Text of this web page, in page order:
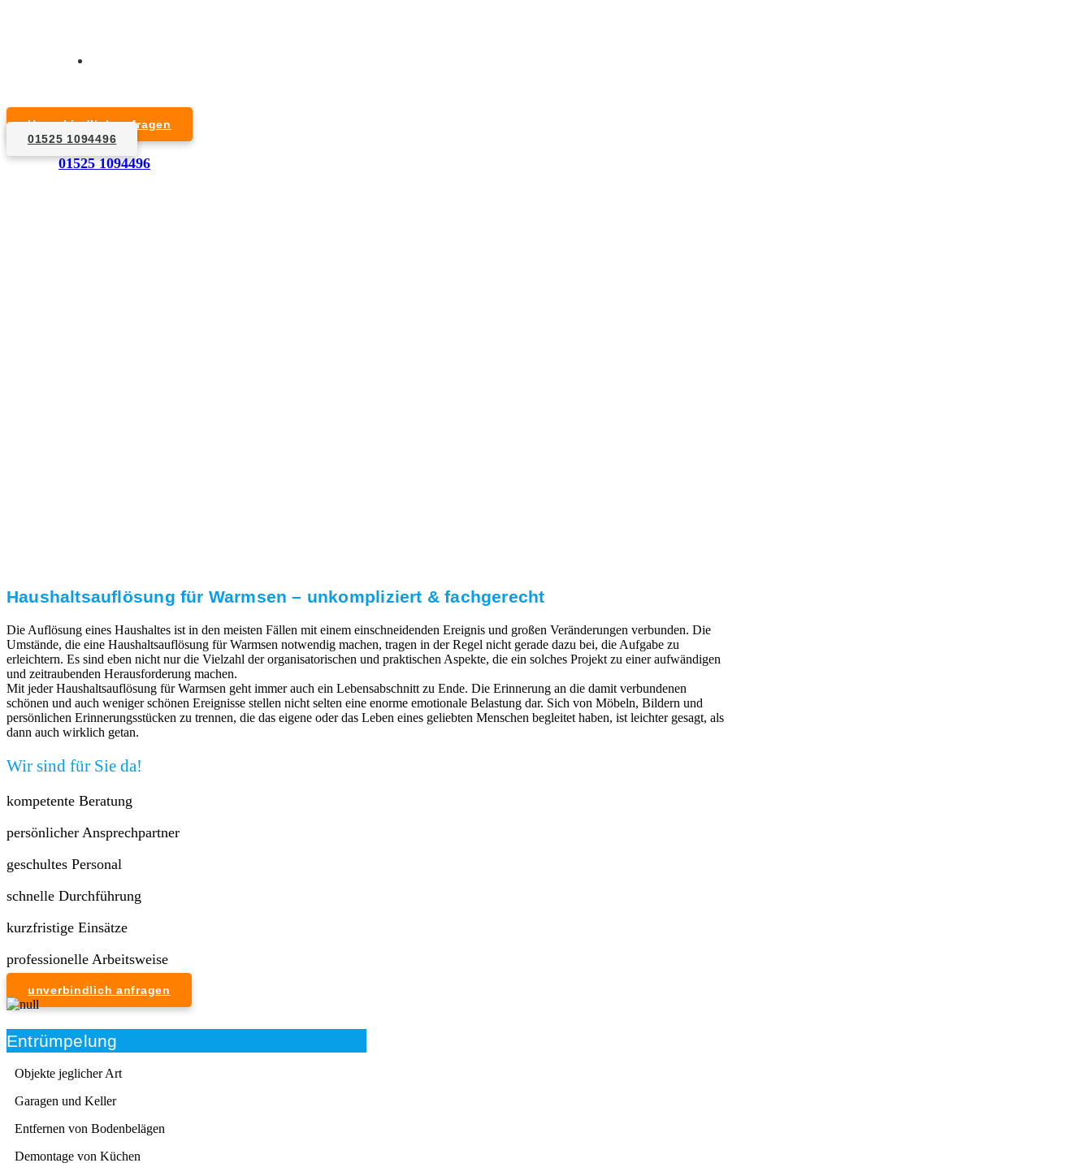
01525 1094496
Unverbindlich anfragen
01525 1094496
1. Anfrage
Haushaltsauflösung für Warmsen – unkompliziert & fachgerecht
Die Auflösung eines Haushaltes ist in den meisten Fällen mit einem einschneidenden Ereignis und großen Veränderungen verbunden. Die
Umstände, die eine Haushaltsauflösung für Warmsen notwendig machen, tragen in der Regel nicht gerade dazu bei, die Aufgabe zu
erleichtern. Es sind eben nicht nur die Vielzahl der organisatorischen und praktischen Aspekte, die ein solches Projekt zu einer aufwändigen
und zeitraubenden Herausforderung machen.
Mit jeder Haushaltsauflösung für Warmsen geht immer auch ein Lebensabschnitt zu Ende. Die Erinnerung an die damit verbundenen
schönen und auch weniger schönen Ereignisse stellen nicht selten eine enorme emotionale Belastung dar. Sich von Möbeln, Bildern und
persönlichen Erinnerungsstücken zu trennen, die das eigene oder das Leben eines geliebten Menschen begleitet haben, ist leichter gesagt, als
dann auch wirklich getan.
Wir sind für Sie da!
kompetente Beratung
persönlicher Ansprechpartner
geschultes Personal
schnelle Durchführung
kurzfristige Einsätze
professionelle Arbeitsweise
unverbindlich anfragen
Entrümpelung
Objekte jeglicher Art
Garagen und Keller
Entfernen von Bodenbelägen
Demontage von Küchen